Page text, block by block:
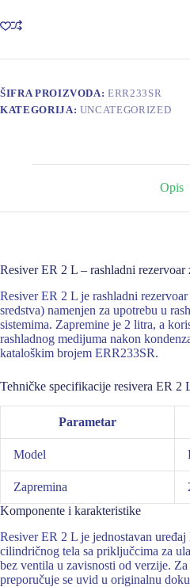
količina
ŠIFRA PROIZVODA:ERR233SR
KATEGORIJA: UNCATEGORIZED
Opis
Resiver ER 2 L – rashladni rezervoar
Resiver ER 2 L je rashladni
sredstva) namenjen za upotrebu u
sistemima. Zapremine je 2 litra, a
rashladnog medijuma nakon
kataloškim brojem ERR233SR.
Tehničke specifikacije resivera ER 2
Parametar
Model
Zapremina
Komponente i karakteristike
Resiver ER 2 L je jednostavan
cilindričnog tela sa priključcima za
bez ventila u zavisnosti od verzije.
preporučuje se uvid u originalnu